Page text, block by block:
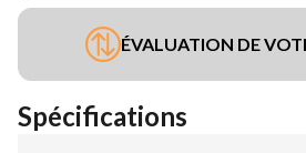
ÉVALUATION DE
Spécifications